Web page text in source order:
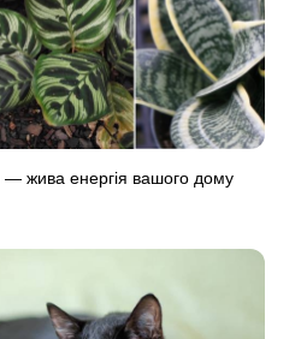
— жива енергія вашого дому